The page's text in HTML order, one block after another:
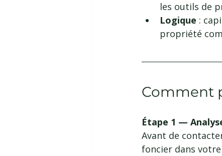
les outils de
Logique :
propriété
Comment
Étape 1 —
Avant de
foncier dans